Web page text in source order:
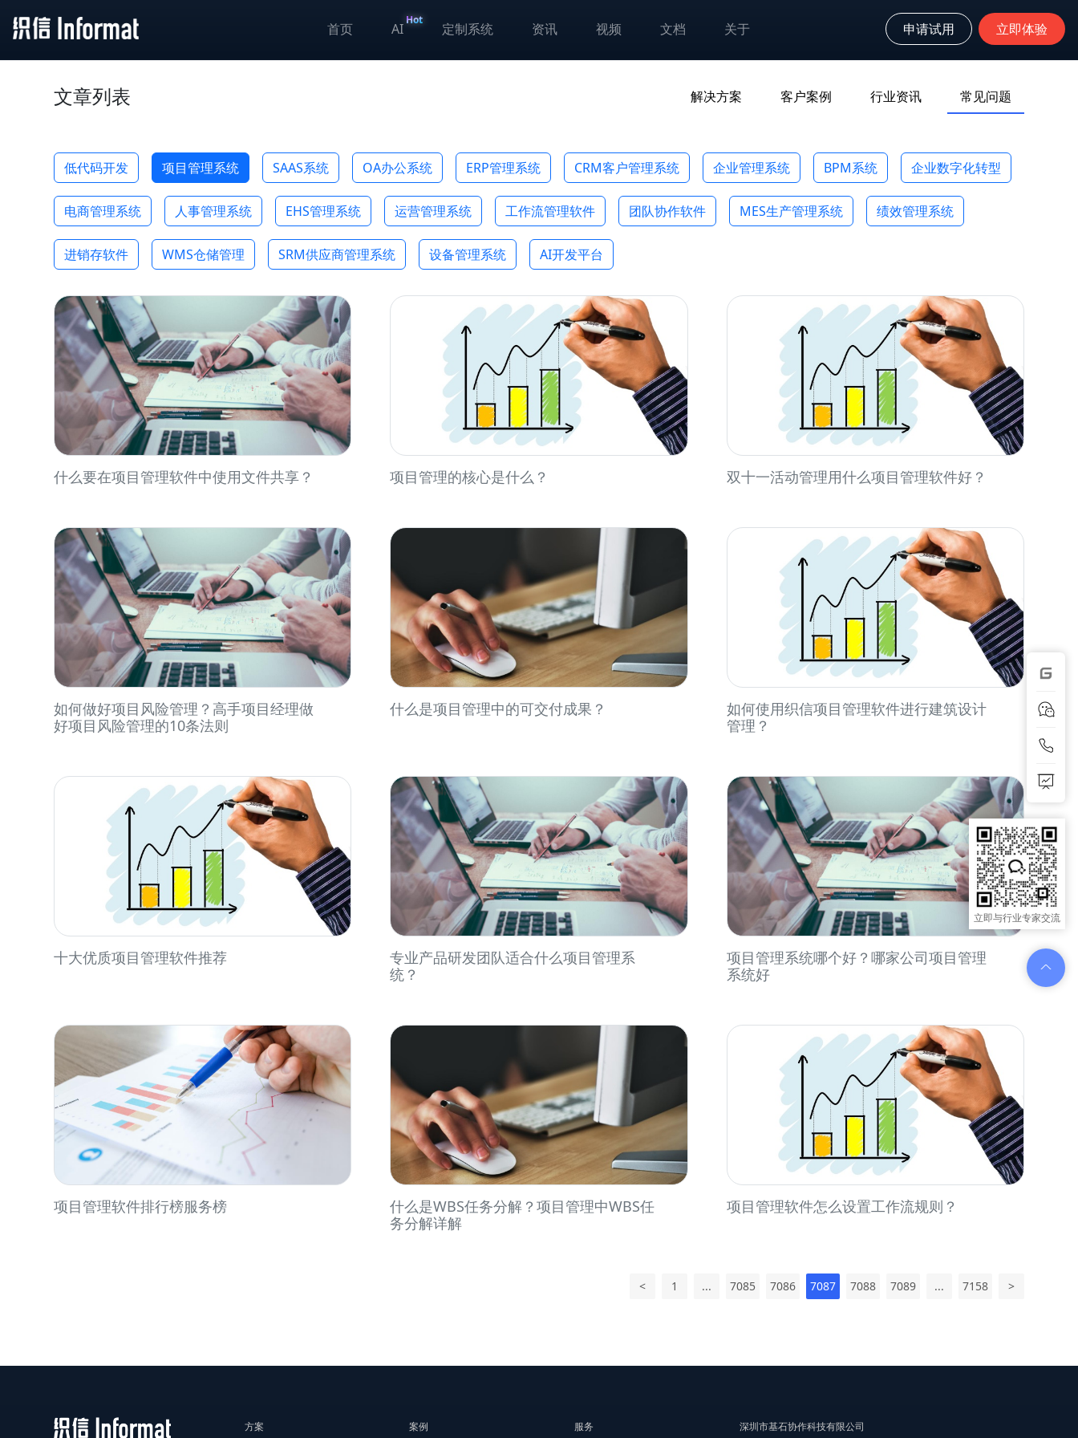
首页 AI
Hot
定制系统 资讯 视频 文档 关于 申请试用 立即体验
文章列表 解决方案 客户案例 行业资讯 常见问题
低代码开发 项目管理系统 SAAS系统 OA办公系统 ERP管理系统 CRM客户管理系统 企业管理系统 BPM系统 企业数字化转型
电商管理系统 人事管理系统 EHS管理系统 运营管理系统 工作流管理软件 团队协作软件 MES生产管理系统 绩效管理系统
进销存软件 WMS仓储管理 SRM供应商管理系统 设备管理系统 AI开发平台
什么要在项目管理软件中使用文件共享？ 项目管理的核心是什么？ 双十一活动管理用什么项目管理软件好？
如何做好项目风险管理？高手项目经理做
好项目风险管理的10条法则
什么是项目管理中的可交付成果？
如何使用织信项目管理软件进行建筑设计
管理？
十大优质项目管理软件推荐
专业产品研发团队适合什么项目管理系
统？
项目管理系统哪个好？哪家公司项目管理
系统好
项目管理软件排行榜服务榜
什么是WBS任务分解？项目管理中WBS任
务分解详解
项目管理软件怎么设置工作流规则？
< 1 ... 7085 7086 7087 7088 7089 ... 7158 >
方案 案例 服务 深圳市基石协作科技有限公司
立即与行业专家交流